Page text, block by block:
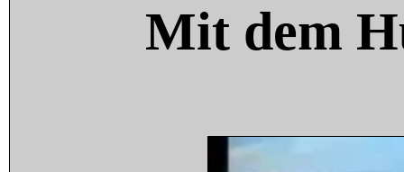
Mit dem